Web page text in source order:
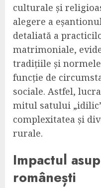
culturale și
alegere a
detaliată a
matrimoniale,
tradițiile și
funcție de
sociale. Astfel,
mitul satului
complexitatea și
rurale.
Impactul
românești